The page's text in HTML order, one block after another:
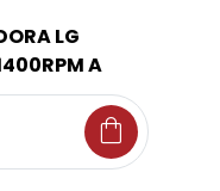
LG
A
shopping_bag